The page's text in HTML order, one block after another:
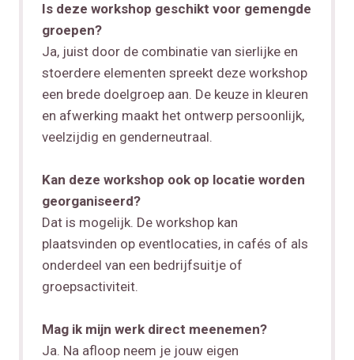
Is deze workshop geschikt voor gemengde
groepen?
Ja, juist door de combinatie van sierlijke en
stoerdere elementen spreekt deze workshop
een brede doelgroep aan. De keuze in kleuren
en afwerking maakt het ontwerp persoonlijk,
veelzijdig en genderneutraal.
Kan deze workshop ook op locatie worden
georganiseerd?
Dat is mogelijk. De workshop kan
plaatsvinden op eventlocaties, in cafés of als
onderdeel van een bedrijfsuitje of
groepsactiviteit.
Mag ik mijn werk direct meenemen?
Ja. Na afloop neem je jouw eigen